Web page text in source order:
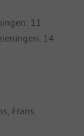
11
14
Frans